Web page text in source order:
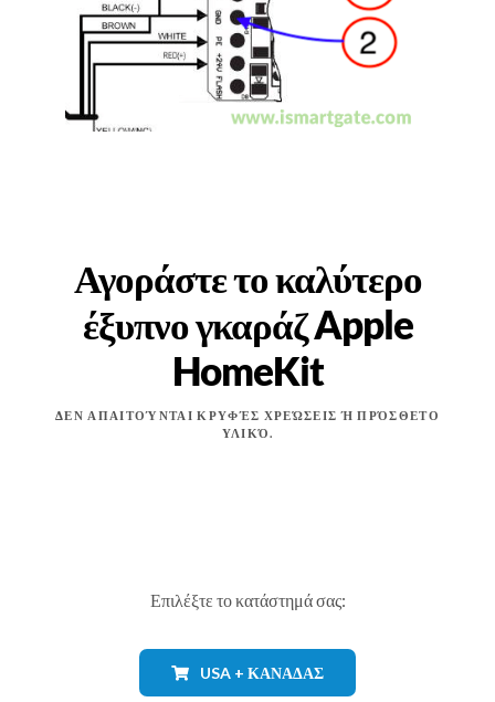
Αγοράστε το καλύτερο
έξυπνο γκαράζ Apple
HomeKit
ΔΕΝ ΑΠΑΙΤΟΎΝΤΑΙ ΚΡΥΦΈΣ ΧΡΕΏΣΕΙΣ Ή ΠΡΌΣΘΕΤΟ
ΥΛΙΚΌ.
Επιλέξτε το κατάστημά σας:
USA + ΚΑΝΑΔΆΣ